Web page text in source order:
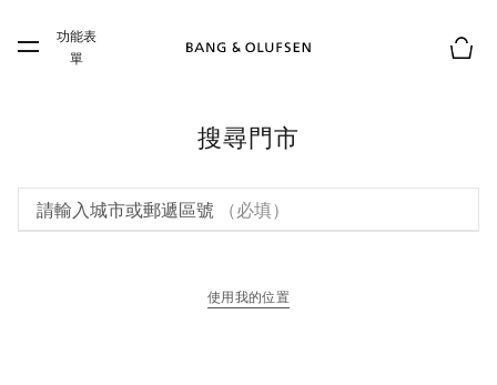
Skip to main footer
功能表
單
搜尋門市
請輸入城市或郵遞區號 （必填）
使用我的位置